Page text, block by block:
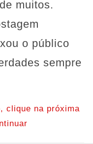
muitos.
o público
sempre
clique na próxima